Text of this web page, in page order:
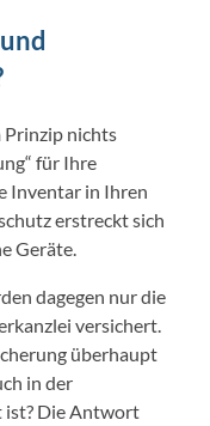
Prinzip nichts
für Ihre
Inventar in Ihren
erstreckt sich
Geräte.
dagegen nur die
versichert.
überhaupt
in der
ist? Die Antwort